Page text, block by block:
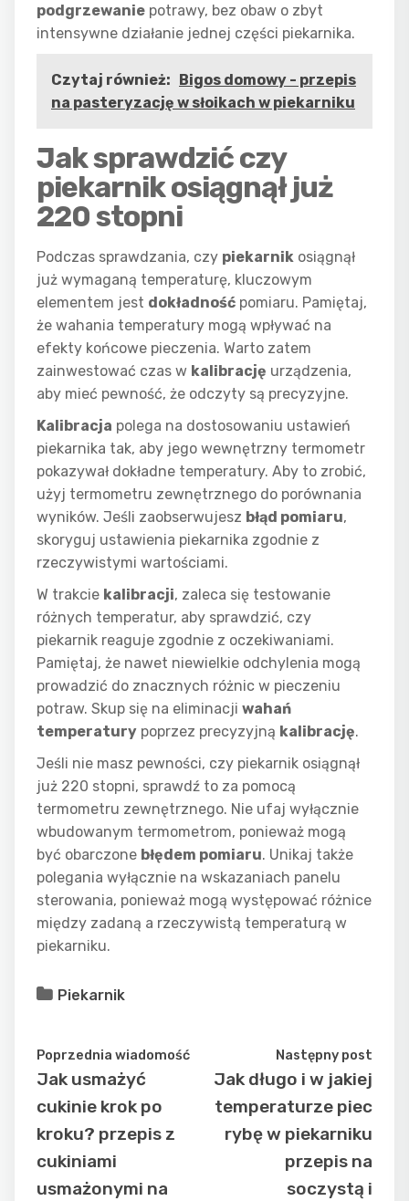
podgrzewanie potrawy, bez obaw o zbyt
intensywne działanie jednej części piekarnika.
Czytaj również: Bigos domowy - przepis
na pasteryzację w słoikach w piekarniku
Jak sprawdzić czy
piekarnik osiągnął już
220 stopni
Podczas sprawdzania, czy piekarnik osiągnął
już wymaganą temperaturę, kluczowym
elementem jest dokładność pomiaru. Pamiętaj,
że wahania temperatury mogą wpływać na
efekty końcowe pieczenia. Warto zatem
zainwestować czas w kalibrację urządzenia,
aby mieć pewność, że odczyty są precyzyjne.
Kalibracja polega na dostosowaniu ustawień
piekarnika tak, aby jego wewnętrzny termometr
pokazywał dokładne temperatury. Aby to zrobić,
użyj termometru zewnętrznego do porównania
wyników. Jeśli zaobserwujesz błąd pomiaru,
skoryguj ustawienia piekarnika zgodnie z
rzeczywistymi wartościami.
W trakcie kalibracji, zaleca się testowanie
różnych temperatur, aby sprawdzić, czy
piekarnik reaguje zgodnie z oczekiwaniami.
Pamiętaj, że nawet niewielkie odchylenia mogą
prowadzić do znacznych różnic w pieczeniu
potraw. Skup się na eliminacji wahań
temperatury poprzez precyzyjną kalibrację.
Jeśli nie masz pewności, czy piekarnik osiągnął
już 220 stopni, sprawdź to za pomocą
termometru zewnętrznego. Nie ufaj wyłącznie
wbudowanym termometrom, ponieważ mogą
być obarczone błędem pomiaru. Unikaj także
polegania wyłącznie na wskazaniach panelu
sterowania, ponieważ mogą występować różnice
między zadaną a rzeczywistą temperaturą w
piekarniku.
Piekarnik
Poprzednia wiadomość
Jak usmażyć
cukinie krok po
kroku? przepis z
cukiniami
usmażonymi na
Następny post
Jak długo i w jakiej
temperaturze piec
rybę w piekarniku
przepis na
soczystą i